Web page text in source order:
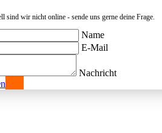
sind wir nicht online - sende uns gerne deine Frage.
Name
E-Mail
Nachricht